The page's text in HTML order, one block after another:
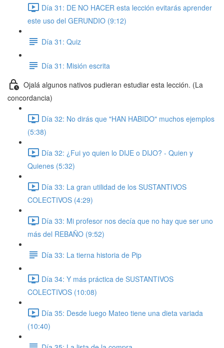
Día 31: DE NO HACER esta lección evitarás aprender
este uso del GERUNDIO (9:12)
Día 31: Quiz
Día 31: Misión escrita
Ojalá algunos nativos pudieran estudiar esta lección. (La
concordancia)
Día 32: No dirás que "HAN HABIDO" muchos ejemplos
(5:38)
Día 32: ¿Fui yo quien lo DIJE o DIJO? - Quien y
Quienes (5:32)
Día 33: La gran utilidad de los SUSTANTIVOS
COLECTIVOS (4:29)
Día 33: Mi profesor nos decía que no hay que ser uno
más del REBAÑO (9:52)
Día 33: La tierna historia de Pip
Día 34: Y más práctica de SUSTANTIVOS
COLECTIVOS (10:08)
Día 35: Desde luego Mateo tiene una dieta variada
(10:40)